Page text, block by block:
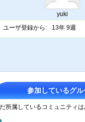
yuki
ユーザ登録から:
13年 9週
参加しているグル
所属しているコミュニティ